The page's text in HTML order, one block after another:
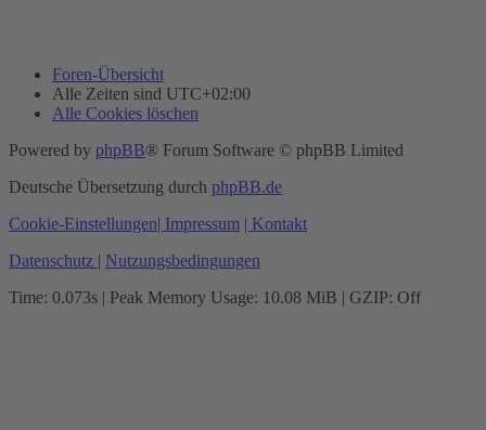
Foren-Übersicht
Alle Zeiten sind UTC+02:00
Alle Cookies löschen
Powered by phpBB® Forum Software © phpBB Limited
Deutsche Übersetzung durch phpBB.de
Cookie-Einstellungen| Impressum | Kontakt
Datenschutz | Nutzungsbedingungen
Time: 0.073s | Peak Memory Usage: 10.08 MiB | GZIP: Off